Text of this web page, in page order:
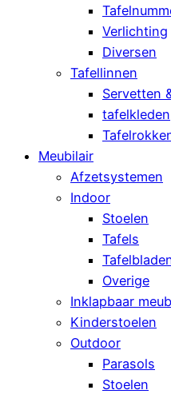
Verlichting
Diversen
Tafellinnen
Servetten
tafelkleden
Meubilair
Afzetsystemen
Indoor
Stoelen
Tafels
Overige
Inklapbaar
Kinderstoelen
Outdoor
Parasols
Stoelen